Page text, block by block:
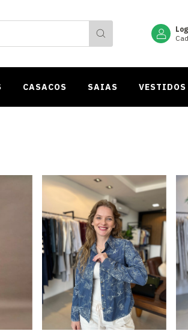
CASACOS SAIAS VESTIDOS